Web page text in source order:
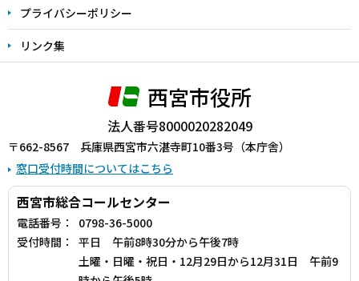
プライバシーポリシー
リンク集
西宮市役所
法人番号8000020282049
〒662-8567 兵庫県西宮市六湛寺町10番3号（本庁舎）
窓口受付時間についてはこちら
西宮市総合コールセンター
電話番号：
0798-36-5000
受付時間：
平日 午前8時30分から午後7時
土曜・日曜・祝日・12月29日から12月31日 午前9